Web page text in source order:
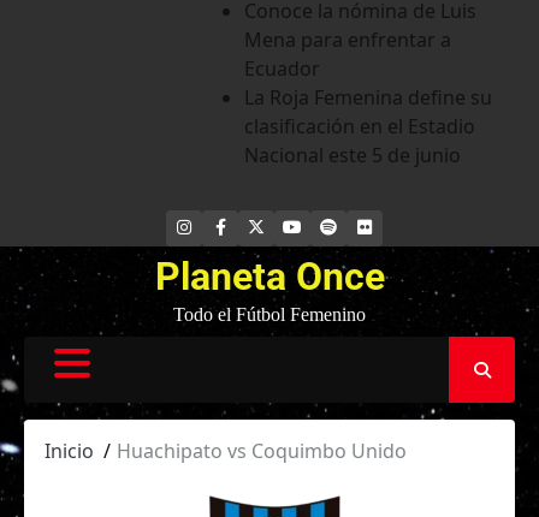
Conoce la nómina de Luis
Mena para enfrentar a
Ecuador
La Roja Femenina define su
clasificación en el Estadio
Nacional este 5 de junio
INSTAGRAM
FACEBOOK YOUTUBE
SPOTIFYFLICKR
Planeta Once
Todo el Fútbol Femenino
Inicio Huachipato vs Coquimbo Unido